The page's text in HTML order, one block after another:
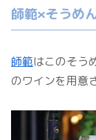
師範×そうめ
師範はこのそう
のワインを用意